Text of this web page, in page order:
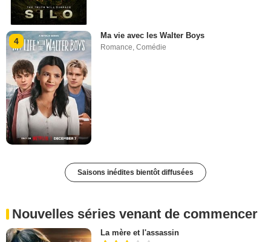
4
Ma vie avec les Walter Boys
Romance ,Comédie
Saisons inédites bientôt diffusées
Nouvelles séries venant de commencer
La mère et l'assassin